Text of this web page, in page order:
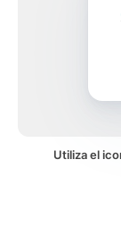
Utiliza el